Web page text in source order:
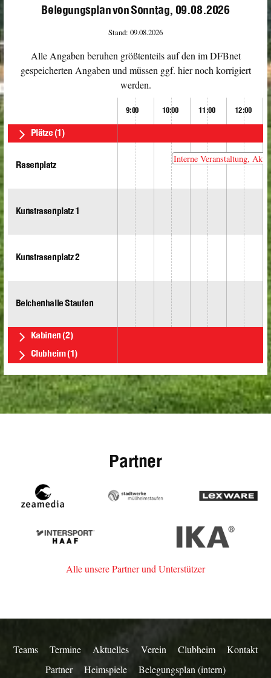
Belegungsplan von Sonntag, 09.08.2026
Stand: 09.08.2026
Alle Angaben beruhen größtenteils auf den im DFBnet
gespeicherten Angaben und müssen ggf. hier noch korrigiert
werden.
9:00 10:00 11:00 12:00
Plätze(1)
Rasenplatz
Kunstrasenplatz 1
Kunstrasenplatz 2
Belchenhalle Staufen
Kabinen(2)
Clubheim(1)
Partner
zeamedia,
Werbeagentur
Staufen
Müllheim-
Intersport
Haaf
IKA
Alle unsere Partner und Unterstützer
Teams Termine Aktuelles Verein Clubheim
Kontakt
Partner
Heimspiele Belegungsplan (intern)